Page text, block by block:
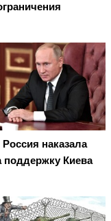
наказала
Киева